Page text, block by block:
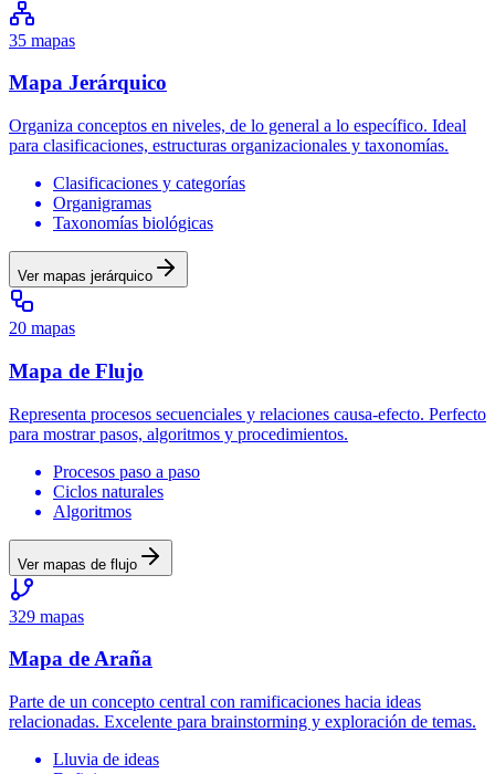
35 mapas
Mapa Jerárquico
Organiza conceptos en niveles, de lo general a lo específico. Ideal
para clasificaciones, estructuras organizacionales y taxonomías.
Clasificaciones y categorías
Organigramas
Taxonomías biológicas
Ver mapas jerárquico
20 mapas
Mapa de Flujo
Representa procesos secuenciales y relaciones causa-efecto. Perfecto
para mostrar pasos, algoritmos y procedimientos.
Procesos paso a paso
Ciclos naturales
Algoritmos
Ver mapas de flujo
329 mapas
Mapa de Araña
Parte de un concepto central con ramificaciones hacia ideas
relacionadas. Excelente para brainstorming y exploración de temas.
Lluvia de ideas